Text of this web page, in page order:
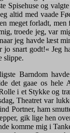
Spisehuse og
altid med vaade
meget forladt,
troede jeg, var
jeg havde læst
jo snart godt!« Jeg
slippe.
Barndom
det gaae os
i et Stykke og
Theatret var
Portner, ham
gik lige hen
komme mig i